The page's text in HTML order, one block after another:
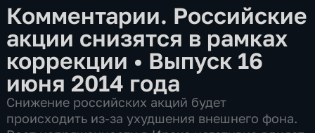
Комментарии. Российские
акции снизятся в рамках
коррекции • Выпуск 16
июня 2014 года
Снижение российских акций будет
происходить из-за ухудшения внешнего фона.